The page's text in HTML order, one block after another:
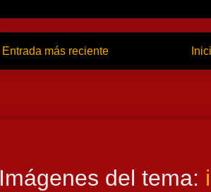
Entrada más reciente
Imágenes del tema: